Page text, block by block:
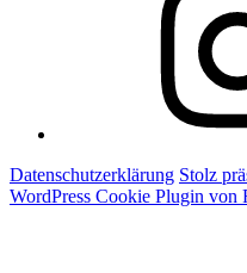
Datenschutzerklärung Stolz
WordPress Cookie Plugin von